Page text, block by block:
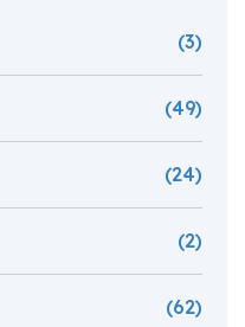
(3)
(49)
(24)
(2)
(62)